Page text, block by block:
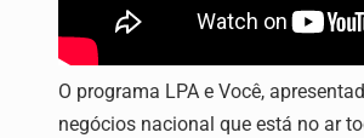
O programa LPA e Você,
negócios nacional que está no ar